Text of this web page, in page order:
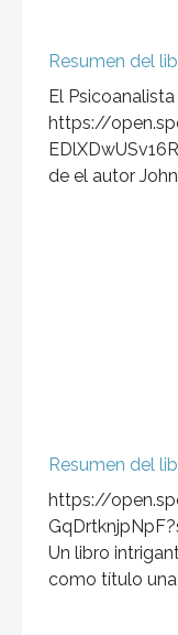
Resumen del
El Psicoanalista
https://
de el autor
Resumen del
https://
Un libro
como título una